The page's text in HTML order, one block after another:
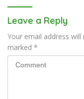
Leave a Reply
Your email address will
marked *